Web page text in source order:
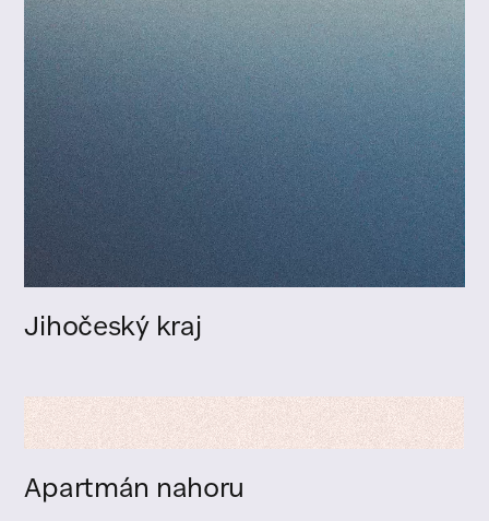
Jihočeský kraj
Apartmán nahoru